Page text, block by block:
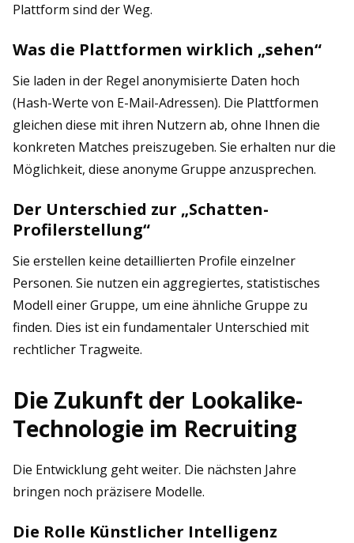
Plattform sind der Weg.
Was die Plattformen wirklich „sehen“
Sie laden in der Regel anonymisierte Daten hoch
(Hash-Werte von E-Mail-Adressen). Die Plattformen
gleichen diese mit ihren Nutzern ab, ohne Ihnen die
konkreten Matches preiszugeben. Sie erhalten nur die
Möglichkeit, diese anonyme Gruppe anzusprechen.
Der Unterschied zur „Schatten-
Profilerstellung“
Sie erstellen keine detaillierten Profile einzelner
Personen. Sie nutzen ein aggregiertes, statistisches
Modell einer Gruppe, um eine ähnliche Gruppe zu
finden. Dies ist ein fundamentaler Unterschied mit
rechtlicher Tragweite.
Die Zukunft der Lookalike-
Technologie im Recruiting
Die Entwicklung geht weiter. Die nächsten Jahre
bringen noch präzisere Modelle.
Die Rolle Künstlicher Intelligenz